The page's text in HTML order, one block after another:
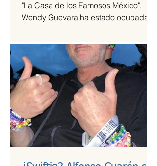
"La Casa de los Famosos México",
Wendy Guevara ha estado ocupada